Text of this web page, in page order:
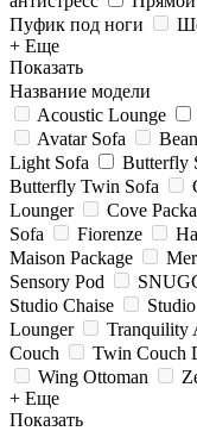
Пуфик под ноги
+ Еще
Показать
Название модели
Acoustic Lounge
Avatar Sofa
Light Sofa
Butterfly
Butterfly Twin Sofa
Lounger
Cove
Sofa
Fiorenze
Maison Package
Sensory Pod
Studio Chaise
Lounger
Tranquility
Couch
Twin Couch
Wing Ottoman
+ Еще
Показать